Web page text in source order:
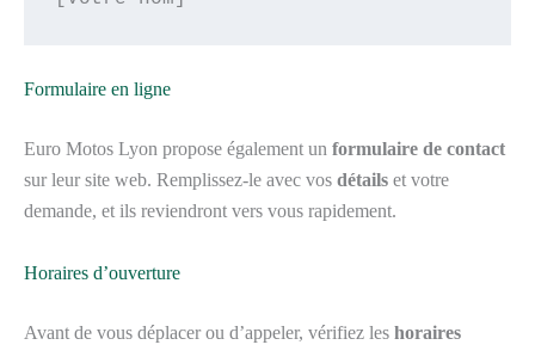
Formulaire en ligne
Euro Motos Lyon propose également un formulaire de contact
sur leur site web. Remplissez-le avec vos détails et votre
demande, et ils reviendront vers vous rapidement.
Horaires d’ouverture
Avant de vous déplacer ou d’appeler, vérifiez les horaires